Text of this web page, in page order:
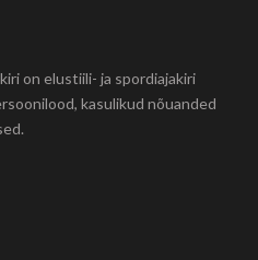
on elustiili- ja spordiajakiri
kasulikud nõuanded